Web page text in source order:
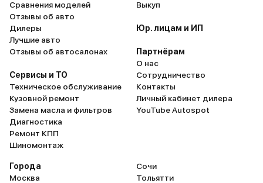
Сравнения моделей
Отзывы об авто
Дилеры
Лучшие авто
Отзывы об автосалонах
Сервисы и ТО
Техническое обслуживание
Кузовной ремонт
Замена масла и фильтров
Диагностика
Ремонт КПП
Шиномонтаж
Выкуп
Юр. лицам и ИП
Партнёрам
О нас
Сотрудничество
Контакты
Личный кабинет дилера
YouTube Autospot
Города
Москва
Сочи
Тольятти